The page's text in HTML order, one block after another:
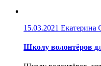
15.03.2021 Екатерина
Школу волонтёров